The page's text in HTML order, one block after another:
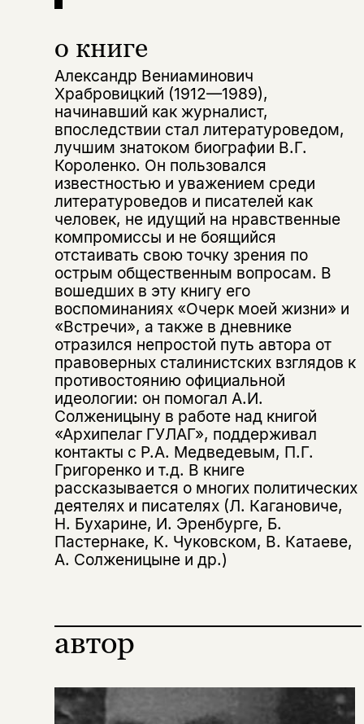
о книге
Александр Вениаминович
Храбровицкий (1912—1989),
начинавший как журналист,
впоследствии стал литературоведом,
лучшим знатоком биографии В.Г.
Короленко. Он пользовался
известностью и уважением среди
литературоведов и писателей как
человек, не идущий на нравственные
компромиссы и не боящийся
отстаивать свою точку зрения по
острым общественным вопросам. В
вошедших в эту книгу его
воспоминаниях «Очерк моей жизни» и
«Встречи», а также в дневнике
отразился непростой путь автора от
правоверных сталинистских взглядов к
противостоянию официальной
идеологии: он помогал А.И.
Солженицыну в работе над книгой
«Архипелаг ГУЛАГ», поддерживал
контакты с Р.А. Медведевым, П.Г.
Григоренко и т.д. В книге
рассказывается о многих политических
деятелях и писателях (Л. Кагановиче,
Н. Бухарине, И. Эренбурге, Б.
Пастернаке, К. Чуковском, В. Катаеве,
А. Солженицыне и др.)
автор
Подписка на рассылку
Раз в неделю мы отправляем рассылку
скидку 15%
Этой книги временно
нет в продаже.
Вы можете подписаться на
Я соглашаюсь с Политикой конфиденциальности
Эта книга
не предназначена для
Скажите, пожалуйста,